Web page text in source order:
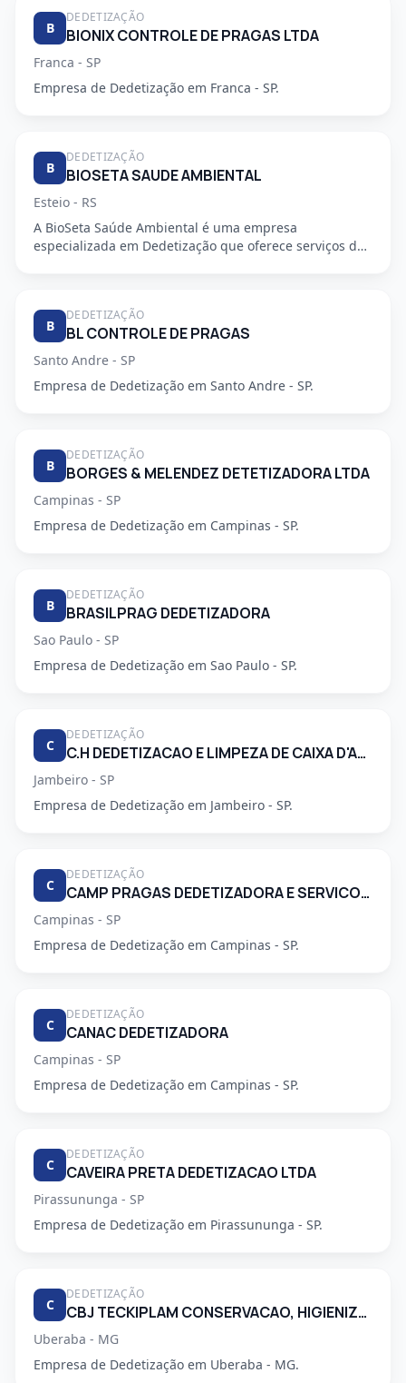
B
DEDETIZAÇÃO
BIONIX CONTROLE DE PRAGAS LTDA
Franca - SP
Empresa de Dedetização em Franca - SP.
B
DEDETIZAÇÃO
BIOSETA SAUDE AMBIENTAL
Esteio - RS
A BioSeta Saúde Ambiental é uma empresa
especializada em Dedetização que oferece serviços de
B
DEDETIZAÇÃO
BL CONTROLE DE PRAGAS
Santo Andre - SP
Empresa de Dedetização em Santo Andre - SP.
B
DEDETIZAÇÃO
BORGES & MELENDEZ DETETIZADORA LTDA
Campinas - SP
Empresa de Dedetização em Campinas - SP.
B
DEDETIZAÇÃO
BRASILPRAG DEDETIZADORA
Sao Paulo - SP
Empresa de Dedetização em Sao Paulo - SP.
C
DEDETIZAÇÃO
C.H DEDETIZACAO E LIMPEZA DE CAIXA D'AGUA LTDA
Jambeiro - SP
Empresa de Dedetização em Jambeiro - SP.
C
DEDETIZAÇÃO
CAMP PRAGAS DEDETIZADORA E SERVICOS DE LIMPEZA LTDA
Campinas - SP
Empresa de Dedetização em Campinas - SP.
C
DEDETIZAÇÃO
CANAC DEDETIZADORA
Campinas - SP
Empresa de Dedetização em Campinas - SP.
C
DEDETIZAÇÃO
CAVEIRA PRETA DEDETIZACAO LTDA
Pirassununga - SP
Empresa de Dedetização em Pirassununga - SP.
C
DEDETIZAÇÃO
CBJ TECKIPLAM CONSERVACAO, HIGIENIZACAO E LIMPEZA.
Uberaba - MG
Empresa de Dedetização em Uberaba - MG.